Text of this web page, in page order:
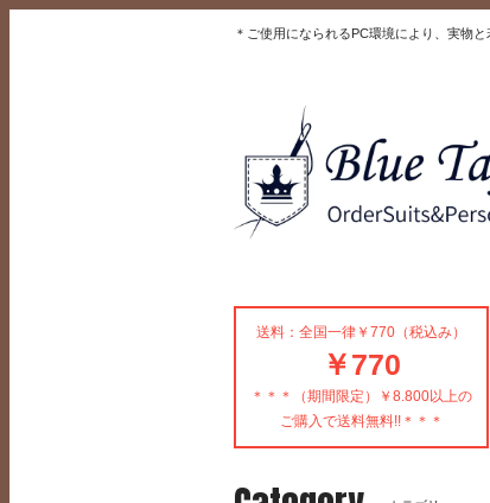
＊ご使用になられるPC環境により、実物
送料：全国一律￥770（税込み）
￥770
＊＊＊（期間限定）￥8.800以上の
ご購入で送料無料!!＊＊＊